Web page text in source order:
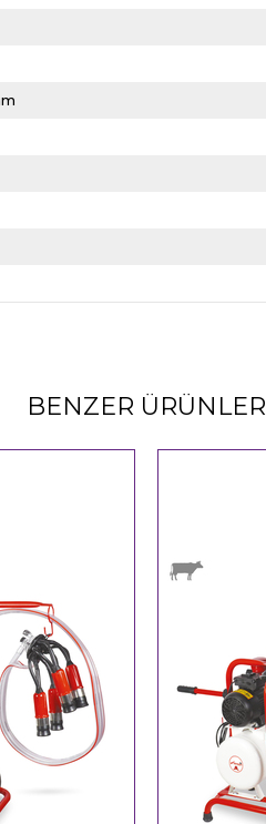
BENZER ÜRÜNLER